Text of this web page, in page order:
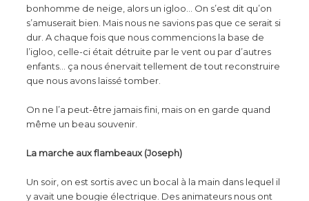
bonhomme de neige, alors un igloo… On s’est dit qu’on
s’amuserait bien. Mais nous ne savions pas que ce serait si
dur. A chaque fois que nous commencions la base de
l’igloo, celle-ci était détruite par le vent ou par d’autres
enfants… ça nous énervait tellement de tout reconstruire
que nous avons laissé tomber.
On ne l’a peut-être jamais fini, mais on en garde quand
même un beau souvenir.
La marche aux flambeaux (Joseph)
Un soir, on est sortis avec un bocal à la main dans lequel il
y avait une bougie électrique. Des animateurs nous ont